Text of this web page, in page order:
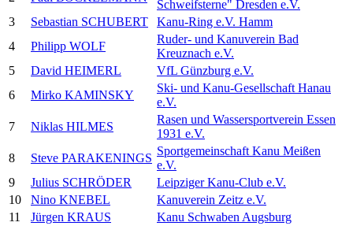
Schweifsterne" Dresden e.V.
3
Sebastian SCHUBERT
Kanu-Ring e.V. Hamm
4
Philipp WOLF
Ruder- und Kanuverein Bad
Kreuznach e.V.
5
David HEIMERL
VfL Günzburg e.V.
6
Mirko KAMINSKY
Ski- und Kanu-Gesellschaft Hanau
e.V.
7
Niklas HILMES
Rasen und Wassersportverein Essen
1931 e.V.
8
Steve PARAKENINGS
Sportgemeinschaft Kanu Meißen
e.V.
9
Julius SCHRÖDER
Leipziger Kanu-Club e.V.
10
Nino KNEBEL
Kanuverein Zeitz e.V.
11
Jürgen KRAUS
Kanu Schwaben Augsburg